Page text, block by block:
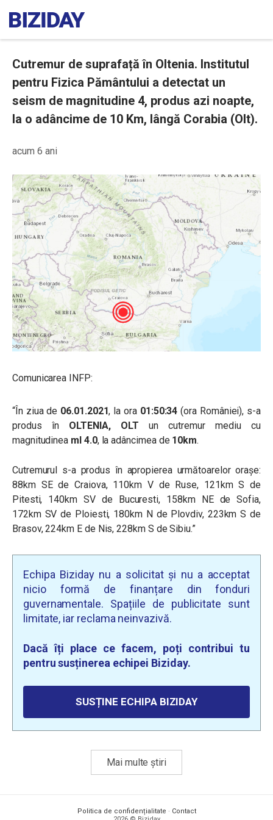
Cutremur de suprafață în Oltenia. Institutul
pentru Fizica Pământului a detectat un
seism de magnitudine 4, produs azi noapte,
la o adâncime de 10 Km, lângă Corabia (Olt).
acum 6 ani
Comunicarea INFP:
“În ziua de 06.01.2021, la ora 01:50:34 (ora României), s-a
produs în
OLTENIA, OLT
un cutremur mediu cu
magnitudinea ml 4.0, la adâncimea de 10km.
Cutremurul s-a produs în apropierea următoarelor oraşe:
88km SE de Craiova, 110km V de Ruse, 121km S de
Pitesti, 140km SV de Bucuresti, 158km NE de Sofia,
172km SV de Ploiesti, 180km N de Plovdiv, 223km S de
Brasov, 224km E de Nis, 228km S de Sibiu.”
Echipa Biziday nu a solicitat și nu a acceptat
nicio formă de finanțare din fonduri
guvernamentale. Spațiile de publicitate sunt
limitate, iar reclama neinvazivă.
Dacă îți place ce facem, poți contribui tu
pentru susținerea echipei Biziday.
SUSȚINE ECHIPA BIZIDAY
Mai multe știri
Politica de confidențialitate · Contact